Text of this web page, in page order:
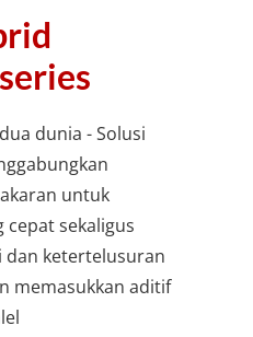
dunia - Solusi
untuk
sekaligus
dan ketertelusuran
memasukkan aditif